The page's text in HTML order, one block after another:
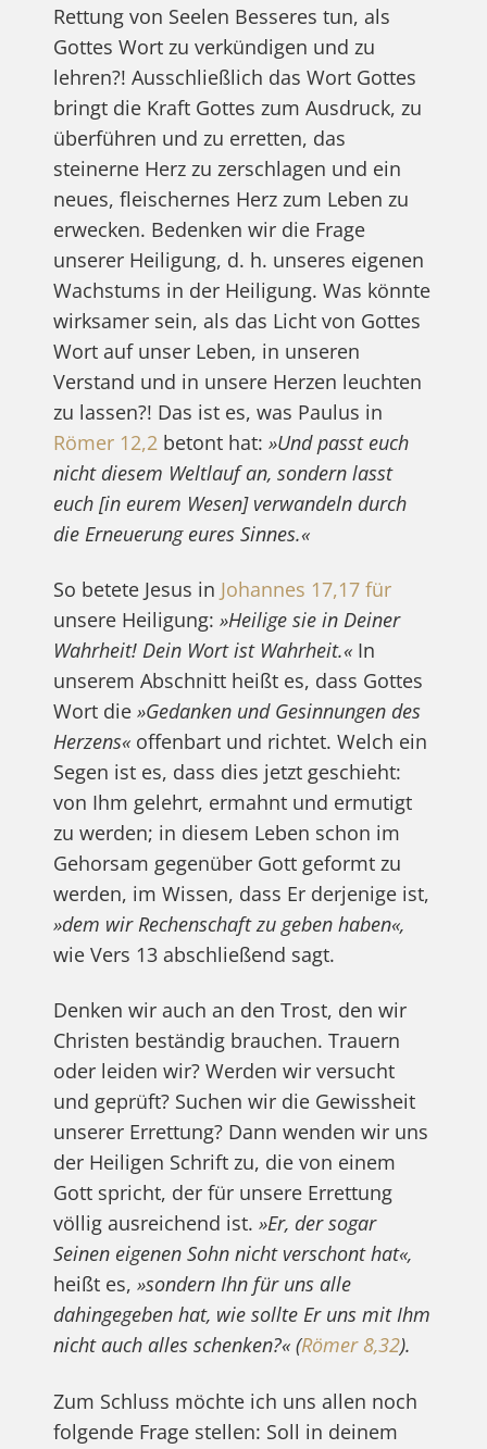
Rettung von Seelen Besseres tun, als
Gottes Wort zu verkündigen und zu
lehren?! Ausschließlich das Wort Gottes
bringt die Kraft Gottes zum Ausdruck, zu
überführen und zu erretten, das
steinerne Herz zu zerschlagen und ein
neues, fleischernes Herz zum Leben zu
erwecken. Bedenken wir die Frage
unserer Heiligung, d. h. unseres eigenen
Wachstums in der Heiligung. Was könnte
wirksamer sein, als das Licht von Gottes
Wort auf unser Leben, in unseren
Verstand und in unsere Herzen leuchten
zu lassen?! Das ist es, was Paulus in
Römer 12,2 betont hat: »Und passt euch
nicht diesem Weltlauf an, sondern lasst
euch [in eurem Wesen] verwandeln durch
die Erneuerung eures Sinnes.«
So betete Jesus in Johannes 17,17 für
unsere Heiligung: »Heilige sie in Deiner
Wahrheit! Dein Wort ist Wahrheit.«In
unserem Abschnitt heißt es, dass Gottes
Wort die »Gedanken und Gesinnungen des
Herzens«offenbart und richtet. Welch ein
Segen ist es, dass dies jetzt geschieht:
von Ihm gelehrt, ermahnt und ermutigt
zu werden; in diesem Leben schon im
Gehorsam gegenüber Gott geformt zu
werden, im Wissen, dass Er derjenige ist,
»dem wir Rechenschaft zu geben haben«,
wie Vers 13 abschließend sagt.
Denken wir auch an den Trost, den wir
Christen beständig brauchen. Trauern
oder leiden wir? Werden wir versucht
und geprüft? Suchen wir die Gewissheit
unserer Errettung? Dann wenden wir uns
der Heiligen Schrift zu, die von einem
Gott spricht, der für unsere Errettung
völlig ausreichend ist. »Er, der sogar
Seinen eigenen Sohn nicht verschont hat«,
heißt es, »sondern Ihn für uns alle
dahingegeben hat, wie sollte Er uns mit Ihm
nicht auch alles schenken?« (Römer 8,32).
Zum Schluss möchte ich uns allen noch
folgende Frage stellen: Soll in deinem